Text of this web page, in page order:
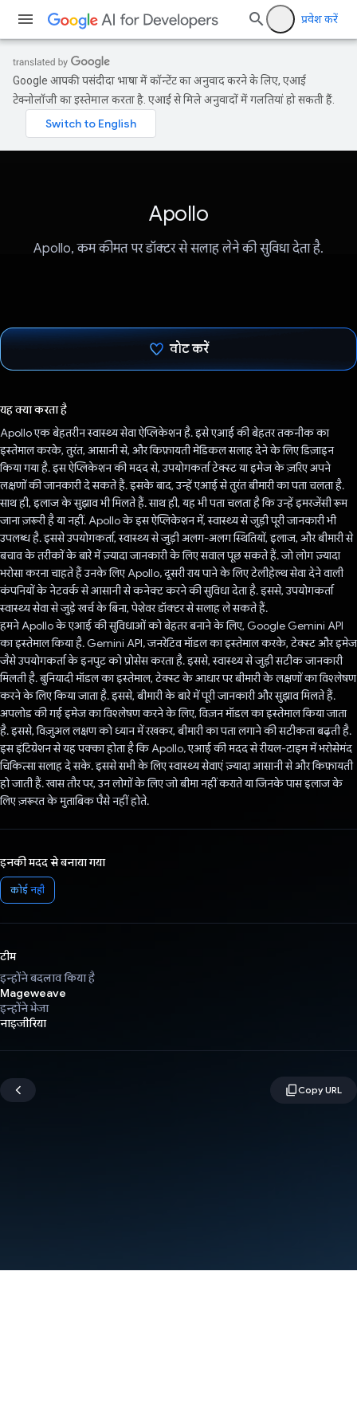
प्रवेश करें
Google आपकी पसंदीदा भाषा में कॉन्टेंट का अनुवाद करने के लिए, एआई
टेक्नोलॉजी का इस्तेमाल करता है. एआई से मिले अनुवादों में गलतियां हो सकती हैं.
Apollo
Apollo, कम कीमत पर डॉक्टर से सलाह लेने की सुविधा देता है.
वोट करें
यह क्या करता है
Apollo एक बेहतरीन स्वास्थ्य सेवा ऐप्लिकेशन है. इसे एआई की बेहतर तकनीक का
इस्तेमाल करके, तुरंत, आसानी से, और किफ़ायती मेडिकल सलाह देने के लिए डिज़ाइन
किया गया है. इस ऐप्लिकेशन की मदद से, उपयोगकर्ता टेक्स्ट या इमेज के ज़रिए अपने
लक्षणों की जानकारी दे सकते हैं. इसके बाद, उन्हें एआई से तुरंत बीमारी का पता चलता है.
साथ ही, इलाज के सुझाव भी मिलते हैं. साथ ही, यह भी पता चलता है कि उन्हें इमरजेंसी रूम
जाना ज़रूरी है या नहीं. Apollo के इस ऐप्लिकेशन में, स्वास्थ्य से जुड़ी पूरी जानकारी भी
उपलब्ध है. इससे उपयोगकर्ता, स्वास्थ्य से जुड़ी अलग-अलग स्थितियों, इलाज, और बीमारी से
बचाव के तरीकों के बारे में ज़्यादा जानकारी के लिए सवाल पूछ सकते हैं. जो लोग ज़्यादा
भरोसा करना चाहते हैं उनके लिए Apollo, दूसरी राय पाने के लिए टेलीहेल्थ सेवा देने वाली
कंपनियों के नेटवर्क से आसानी से कनेक्ट करने की सुविधा देता है. इससे, उपयोगकर्ता
स्वास्थ्य सेवा से जुड़े खर्च के बिना, पेशेवर डॉक्टर से सलाह ले सकते हैं.
हमने Apollo के एआई की सुविधाओं को बेहतर बनाने के लिए, Google Gemini API
का इस्तेमाल किया है. Gemini API, जनरेटिव मॉडल का इस्तेमाल करके, टेक्स्ट और इमेज
जैसे उपयोगकर्ता के इनपुट को प्रोसेस करता है. इससे, स्वास्थ्य से जुड़ी सटीक जानकारी
मिलती है. बुनियादी मॉडल का इस्तेमाल, टेक्स्ट के आधार पर बीमारी के लक्षणों का विश्लेषण
करने के लिए किया जाता है. इससे, बीमारी के बारे में पूरी जानकारी और सुझाव मिलते हैं.
अपलोड की गई इमेज का विश्लेषण करने के लिए, विज़न मॉडल का इस्तेमाल किया जाता
है. इससे, विज़ुअल लक्षण को ध्यान में रखकर, बीमारी का पता लगाने की सटीकता बढ़ती है.
इस इंटिग्रेशन से यह पक्का होता है कि Apollo, एआई की मदद से रीयल-टाइम में भरोसेमंद
चिकित्सा सलाह दे सके. इससे सभी के लिए स्वास्थ्य सेवाएं ज़्यादा आसानी से और किफ़ायती
हो जाती हैं. खास तौर पर, उन लोगों के लिए जो बीमा नहीं कराते या जिनके पास इलाज के
लिए ज़रूरत के मुताबिक पैसे नहीं होते.
इनकी मदद से बनाया गया
कोई नहीं
टीम
इन्होंने बदलाव किया है
Mageweave
इन्होंने भेजा
नाइजीरिया